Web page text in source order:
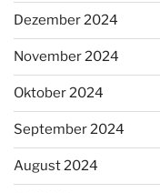
Dezember 2024
November 2024
Oktober 2024
September 2024
August 2024